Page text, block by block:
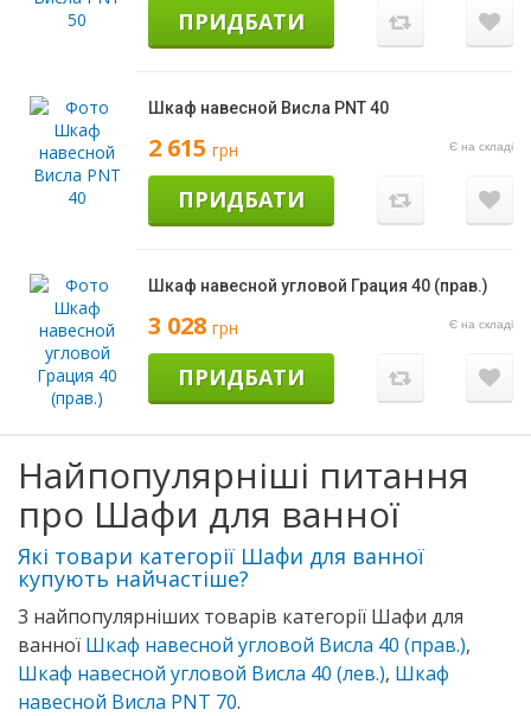
ПРИДБАТИ
Шкаф навесной Висла PNT 40
2 615 грн Є на складі
ПРИДБАТИ
Шкаф навесной угловой Грация 40 (прав.)
3 028 грн Є на складі
ПРИДБАТИ
Найпопулярніші питання
про Шафи для ванної
Які товари категорії Шафи для ванної
купують найчастіше?
3 найпопулярніших товарів категорії Шафи для
ванної Шкаф навесной угловой Висла 40 (прав.),
Шкаф навесной угловой Висла 40 (лев.), Шкаф
навесной Висла PNT 70.